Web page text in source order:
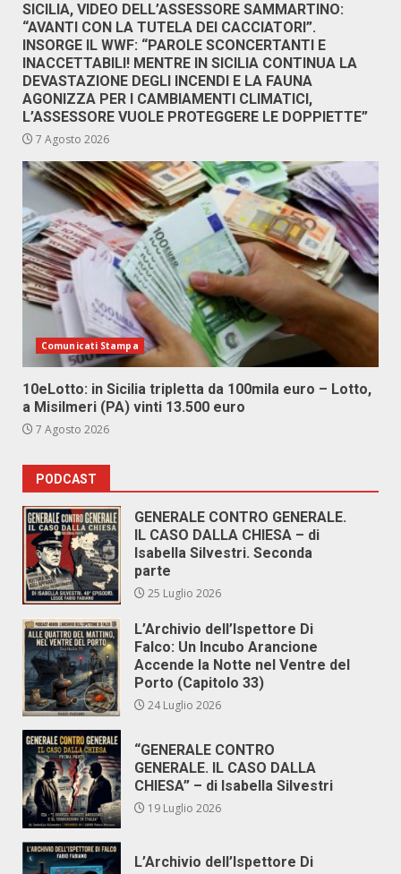
SICILIA, VIDEO DELL’ASSESSORE SAMMARTINO:
“AVANTI CON LA TUTELA DEI CACCIATORI”.
INSORGE IL WWF: “PAROLE SCONCERTANTI E
INACCETTABILI! MENTRE IN SICILIA CONTINUA LA
DEVASTAZIONE DEGLI INCENDI E LA FAUNA
AGONIZZA PER I CAMBIAMENTI CLIMATICI,
L’ASSESSORE VUOLE PROTEGGERE LE DOPPIETTE”
7 Agosto 2026
Comunicati Stampa
10eLotto: in Sicilia tripletta da 100mila euro – Lotto,
a Misilmeri (PA) vinti 13.500 euro
7 Agosto 2026
PODCAST
GENERALE CONTRO GENERALE.
IL CASO DALLA CHIESA – di
Isabella Silvestri. Seconda
parte
25 Luglio 2026
L’Archivio dell’Ispettore Di
Falco: Un Incubo Arancione
Accende la Notte nel Ventre del
Porto (Capitolo 33)
24 Luglio 2026
“GENERALE CONTRO
GENERALE. IL CASO DALLA
CHIESA” – di Isabella Silvestri
19 Luglio 2026
L’Archivio dell’Ispettore Di